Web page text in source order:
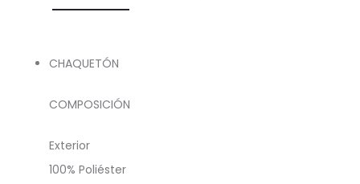
CHAQUETÓN
COMPOSICIÓN
Exterior
100% Poliéster